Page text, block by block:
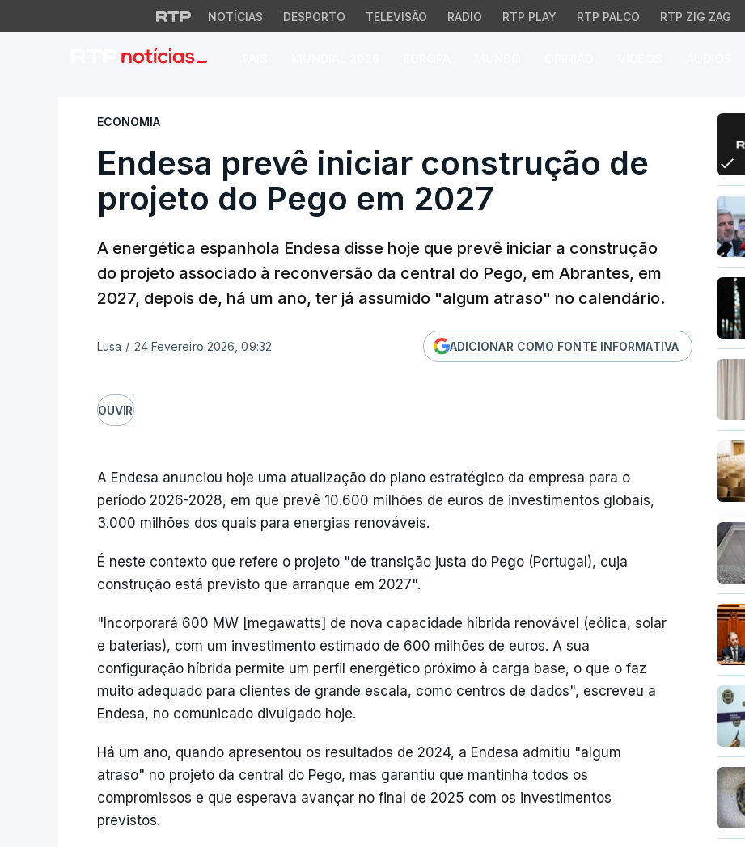
NOTÍCIAS DESPORTO TELEVISÃO RÁDIO RTP PLAY RTP PALCO RTP ZIG ZAG
Endesa prevê iniciar construção de
ECONOMIA
Endesa prevê iniciar construção de
projeto do Pego em 2027
A energética espanhola Endesa disse hoje que prevê iniciar a construção
do projeto associado à reconversão da central do Pego, em Abrantes, em
2027, depois de, há um ano, ter já assumido "algum atraso" no calendário.
Lusa / 24 Fevereiro 2026, 09:32 ADICIONAR COMO FONTE INFORMATIVA
OUVIR
A Endesa anunciou hoje uma atualização do plano estratégico da empresa para o
período 2026-2028, em que prevê 10.600 milhões de euros de investimentos globais,
3.000 milhões dos quais para energias renováveis.
É neste contexto que refere o projeto "de transição justa do Pego (Portugal), cuja
construção está previsto que arranque em 2027".
"Incorporará 600 MW [megawatts] de nova capacidade híbrida renovável (eólica, solar
e baterias), com um investimento estimado de 600 milhões de euros. A sua
configuração híbrida permite um perfil energético próximo à carga base, o que o faz
muito adequado para clientes de grande escala, como centros de dados", escreveu a
Endesa, no comunicado divulgado hoje.
Há um ano, quando apresentou os resultados de 2024, a Endesa admitiu "algum
atraso" no projeto da central do Pego, mas garantiu que mantinha todos os
compromissos e que esperava avançar no final de 2025 com os investimentos
previstos.